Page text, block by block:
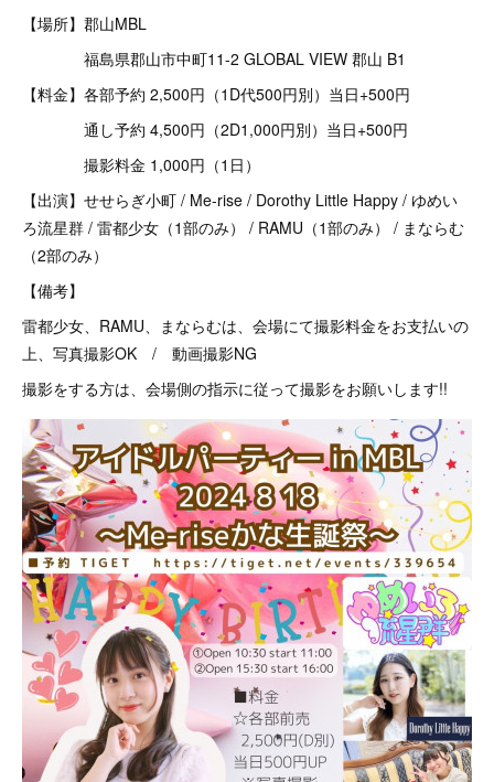
【場所】郡山MBL
福島県郡山市中町11-2 GLOBAL VIEW 郡山 B1
【料金】各部予約 2,500円（1D代500円別）当日+500円
通し予約 4,500円（2D1,000円別）当日+500円
撮影料金 1,000円（1日）
【出演】せせらぎ小町 / Me-rise / Dorothy Little Happy / ゆめい
ろ流星群 / 雷都少女（1部のみ） / RAMU（1部のみ） / まならむ
（2部のみ）
【備考】
雷都少女、RAMU、まならむは、会場にて撮影料金をお支払いの
上、写真撮影OK / 動画撮影NG
撮影をする方は、会場側の指示に従って撮影をお願いします!!